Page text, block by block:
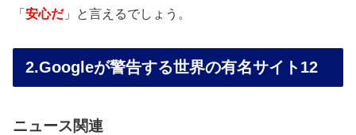
「 安心だ」と言えるでしょう。
2.Googleが警告する世界の有名サイト12
ニュース関連